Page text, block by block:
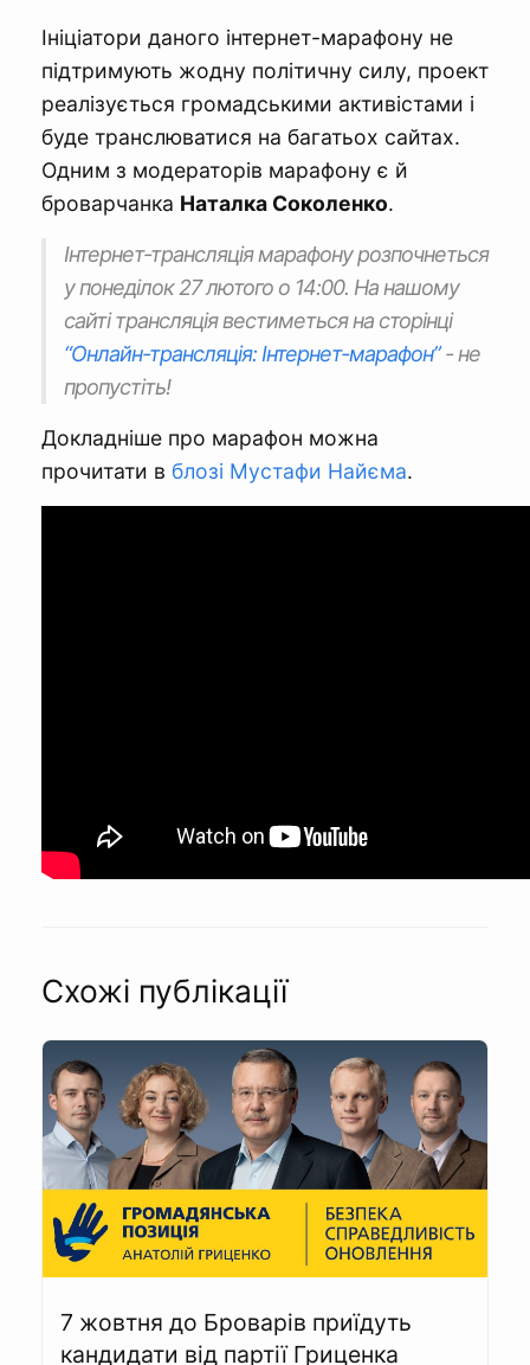
Ініціатори даного інтернет-марафону не
підтримують жодну політичну силу, проект
реалізується громадськими активістами і
буде транслюватися на багатьох сайтах.
Одним з модераторів марафону є й
броварчанка Наталка Соколенко.
Інтернет-трансляція марафону розпочнеться
у понеділок 27 лютого о 14:00. На нашому
сайті трансляція вестиметься на сторінці
“Онлайн-трансляція: Інтернет-марафон”- не
пропустіть!
Докладніше про марафон можна
прочитати в блозі Мустафи Найєма.
Схожі публікації
7 жовтня до Броварів приїдуть
кандидати від партії Гриценка